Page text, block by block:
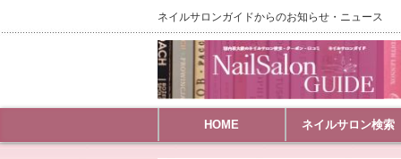
ネイルサロンガイドからのお知らせ・ニュース
HOME ネイルサロン検索